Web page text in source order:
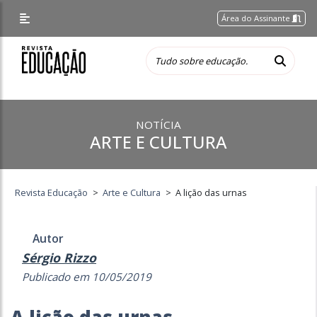
Área do Assinante
NOTÍCIA
ARTE E CULTURA
Revista Educação > Arte e Cultura > A lição das urnas
Autor
Sérgio Rizzo
Publicado em 10/05/2019